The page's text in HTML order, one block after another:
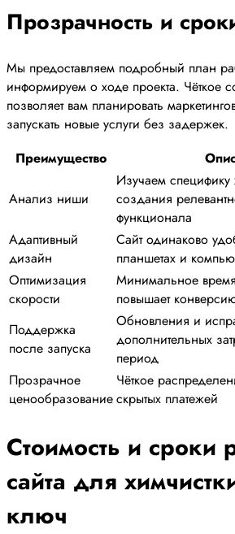
Прозрачность и
Мы предоставляем подробный план
информируем о ходе проекта. Чёткое
позволяет вам планировать
запускать новые услуги без задержек.
Преимущество
Анализ ниши
Изучаем специфику
создания
функционала
Адаптивный
дизайн
Сайт одинаково
планшетах и
Оптимизация
скорости
Минимальное
повышает
Поддержка
после запуска
Обновления и
дополнительных
период
Прозрачное
ценообразование
Чёткое
скрытых платежей
Стоимость и сроки
сайта для
ключ